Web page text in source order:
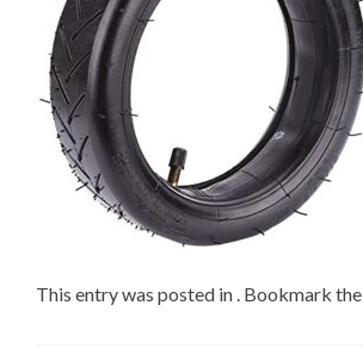
This entry was posted in . Bookmark the